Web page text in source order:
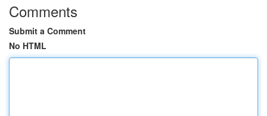
Comments
Submit a Comment
No HTML